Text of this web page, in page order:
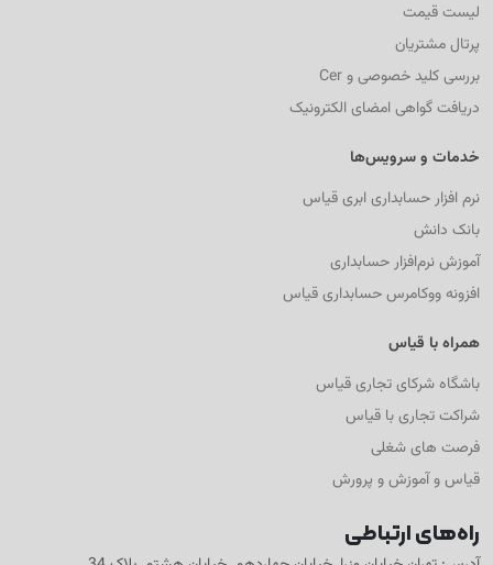
لیست قیمت
پرتال مشتریان
بررسی کلید خصوصی و Cer
دریافت گواهی امضای الکترونیک
خدمات و سرویس‌ها
نرم افزار حسابداری ابری قیاس
بانک دانش
آموزش نرم‌افزار حسابداری
افزونه ووکامرس حسابداری قیاس
همراه با قیاس
باشگاه شرکای تجاری قیاس
شراکت تجاری با قیاس
فرصت های شغلی
قیاس و آموزش و پرورش
راه‌های ارتباطی